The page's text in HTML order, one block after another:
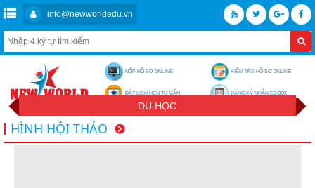
info@newworldedu.vn
NỘP HỒ SƠ ONLINE KIỂM TRA HỒ SƠ ONLINE
ĐẶT LỊCH HẸN TƯ VẤN ĐĂNG KÝ NHẬN EBOOK
DU HỌC
HÌNH HỘI THẢO